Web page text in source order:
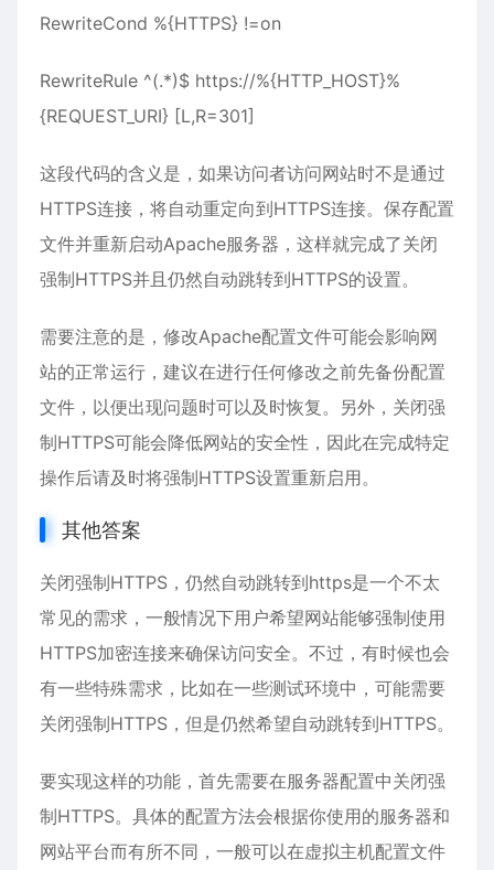
RewriteCond %{HTTPS} !=on
RewriteRule ^(.*)$ https://%{HTTP_HOST}%
{REQUEST_URI} [L,R=301]
这段代码的含义是，如果访问者访问网站时不是通过
HTTPS连接，将自动重定向到HTTPS连接。保存配置
文件并重新启动Apache服务器，这样就完成了关闭
强制HTTPS并且仍然自动跳转到HTTPS的设置。
需要注意的是，修改Apache配置文件可能会影响网
站的正常运行，建议在进行任何修改之前先备份配置
文件，以便出现问题时可以及时恢复。另外，关闭强
制HTTPS可能会降低网站的安全性，因此在完成特定
操作后请及时将强制HTTPS设置重新启用。
其他答案
关闭强制HTTPS，仍然自动跳转到https是一个不太
常见的需求，一般情况下用户希望网站能够强制使用
HTTPS加密连接来确保访问安全。不过，有时候也会
有一些特殊需求，比如在一些测试环境中，可能需要
关闭强制HTTPS，但是仍然希望自动跳转到HTTPS。
要实现这样的功能，首先需要在服务器配置中关闭强
制HTTPS。具体的配置方法会根据你使用的服务器和
网站平台而有所不同，一般可以在虚拟主机配置文件